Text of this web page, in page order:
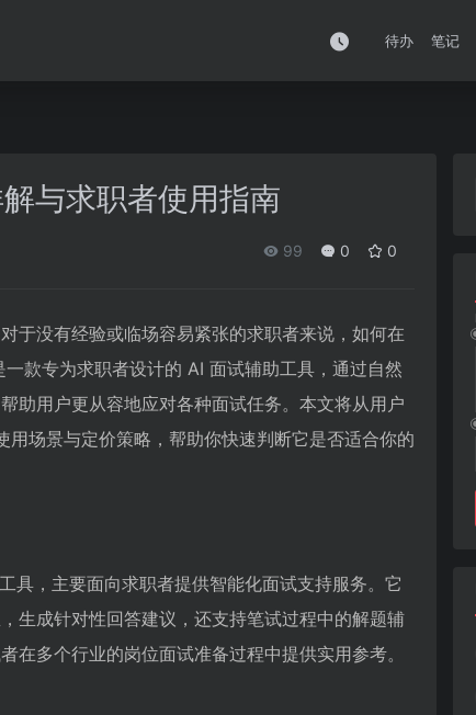
待办 笔记
与求职者使用指南
99 0 0
于没有经验或临场容易紧张的求职者来说，如何在
一款专为求职者设计的 AI 面试辅助工具，通过自然
助用户更从容地应对各种面试任务。本文将从用户
场景与定价策略，帮助你快速判断它是否适合你的
具，主要面向求职者提供智能化面试支持服务。它
生成针对性回答建议，还支持笔试过程中的解题辅
在多个行业的岗位面试准备过程中提供实用参考。